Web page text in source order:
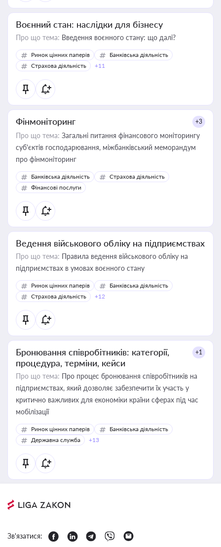
Воєнний стан: наслідки для бізнесу
Про що тема: Введення воєнного стану: що далі?
Ринок цінних паперів
Банківська діяльність
Страхова діяльність
+11
Фінмоніторинг +3
Про що тема: Загальні питання фінансового моніторингу
суб'єктів господарювання, міжбанківський меморандум
про фінмоніторинг
Банківська діяльність
Страхова діяльність
Фінансові послуги
Ведення військового обліку на підприємствах
Про що тема: Правила ведення військового обліку на
підприємствах в умовах воєнного стану
Ринок цінних паперів
Банківська діяльність
Страхова діяльність
+12
Бронювання співробітників: категорії,
процедура, терміни, кейси
+1
Про що тема: Про процес бронювання співробітників на
підприємствах, який дозволяє забезпечити їх участь у
критично важливих для економіки країни сферах під час
мобілізації
Ринок цінних паперів
Банківська діяльність
Державна служба
+13
Зв'язатися: